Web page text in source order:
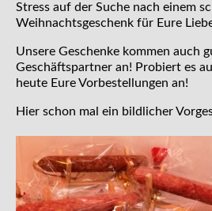
Stress auf der Suche nach einem
Weihnachtsgeschenk für Eure
Unsere Geschenke kommen auch
Geschäftspartner an! Probiert es
heute Eure Vorbestellungen an!
Hier schon mal ein bildlicher